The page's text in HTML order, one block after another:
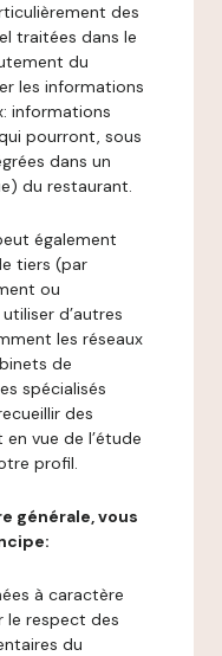
des
traitées dans le
du
les informations
informations
pourront, sous
dans un
du restaurant.
également
tiers (par
ou
d’autres
les réseaux
de
spécialisés
des
vue de l’étude
profil.
générale, vous
à caractère
le respect des
du